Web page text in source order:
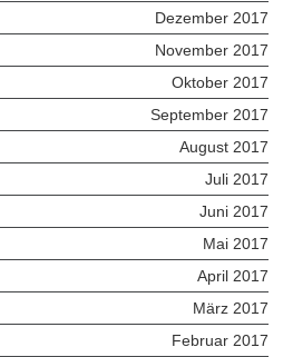
Dezember 2017
November 2017
Oktober 2017
September 2017
August 2017
Juli 2017
Juni 2017
Mai 2017
April 2017
März 2017
Februar 2017